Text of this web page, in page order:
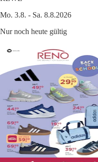
Mo. 3.8. - Sa. 8.8.2026
Nur noch heute gültig